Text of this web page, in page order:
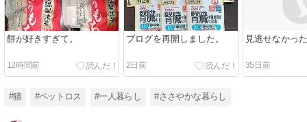
餅が好きすぎて。
12時間前
ブログを再開しました。
2日前
見逃せなかっ
35日前
#猫 #ペットロス #一人暮らし #ささやかな暮らし